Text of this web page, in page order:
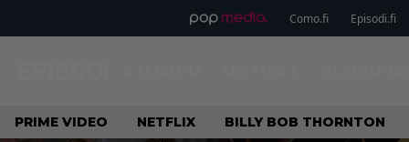
Como.fi Episodi.fi
PRIME VIDEO NETFLIX BILLY BOB THORNTON